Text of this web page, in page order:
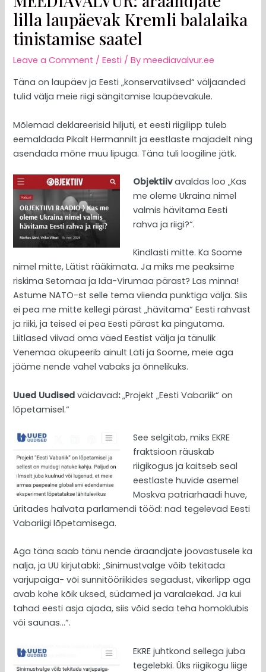
lilla laupäevak Kremli balalaika
tinistamise saatel
Leave a Comment /Eesti / Bymeediavalvur.ee
Täna on laupäev ja Eesti „konservatiivsed“ väljaanded
tulid välja meie riigi sängitamise laupäevakule.
Mõlemad deklareerisid hiljuti, et eesti riigilipp tuleb
eemaldada Pikalt Hermannilt ja eestlaste majadelt ning
asendada mõne muu lipuga. Täna tuli loogiline jätk.
Objektiivavaldas loo „Kas
me oleme Ukraina nimel
valmis hävitama Eesti
rahva ja riigi?“.
Kindlasti mitte. Ka Soome
nimel mitte, Lätist rääkimata. Ja miks me peaksime
riskima Setomaa ja Ida-Virumaa pärast? Las minna!
Astume NATO-st selle tema viienda punktiga välja. Siis
ei pea me mitte kellegi pärast „hävitama“ Eesti rahvast
ja riiki, ja teised ei pea Eesti pärast ka pingutama.
Liitlased viivad oma väed Eestist välja ja tänulik
Venemaa okupeerib ainult Läti ja Soome, meie aga
jääme nende vahel vabaks ja õnnelikuks.
Uued Uudisedväidavad:„Projekt „Eesti Vabariik“ on
lõpetamisel.“
See selgitab, miks EKRE
fraktsioon räuskab
riigikogus ja kaitseb seal
eestlaste huvide asemel
Moskva patriarhaadi huve,
üritades halvata parlamendi tööd: nad tegelevad Eesti
Vabariigi lõpetamisega.
Aga täna saab tänu nende äraandjate joovastusele ka
nalja, ja UU kirjutabki: „Sinimustvalge võib tekitada
varjupaiga- või sunnitööriikides segadust, vikerlipp aga
avab kohe kõik uksed, südamed ja varalaekad. Ja kui
tahad eesti asja ajada, siis võid seda teha homoklubis
või saunas…“.
EKRE juhtkond sellega juba
tegelebki. Üks riigikogu liige